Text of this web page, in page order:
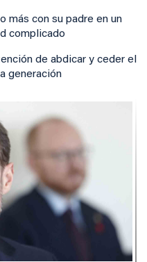
más con su padre en un
complicado
de abdicar y ceder el
generación